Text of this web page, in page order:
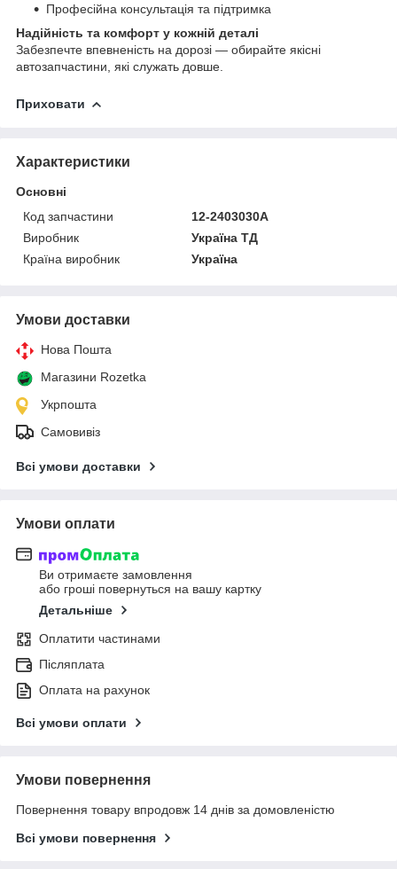
Професійна консультація та підтримка
Надійність та комфорт у кожній деталі
Забезпечте впевненість на дорозі — обирайте якісні
автозапчастини, які служать довше.
Приховати
Характеристики
Основні
Код запчастини
12-2403030А
Виробник
Україна ТД
Країна виробник
Україна
Умови доставки
Нова Пошта
Магазини Rozetka
Укрпошта
Самовивіз
Всі умови доставки
Умови оплати
Ви отримаєте замовлення
або гроші повернуться на вашу картку
Детальніше
Оплатити частинами
Післяплата
Оплата на рахунок
Всі умови оплати
Умови повернення
Повернення товару впродовж 14 днів за домовленістю
Всі умови повернення